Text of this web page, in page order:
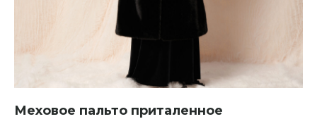
Меховое пальто приталенное
Meta Platforms Inc. (владелец Instagram) признана
экстремистской организацией и запрещена в РФ.